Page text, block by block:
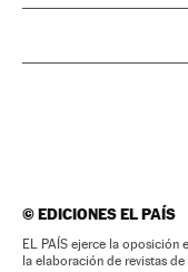
©EDICIONES EL PAÍS
EL PAÍS ejerce la oposición
la elaboración de revistas